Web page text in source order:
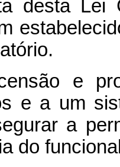
desta Lei
e
e a um
a
do